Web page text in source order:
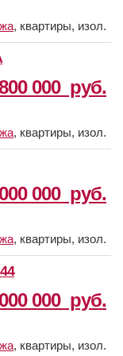
документы
обременений
Мы
более
Рассмотрим
ипотеки с
на одобрение и
Алекс»
28 лет. Мы
юридических
сделок!
и чистый
территория.
покупки. Объект
выходят во двор
Чистый подъезд,
инфраструктура.
куда
на
аптеки,
в шаговой
, квартиры, изол.
000 руб.
, квартиры, изол.
000 руб.
, квартиры, изол.
000 руб.
, квартиры, изол.